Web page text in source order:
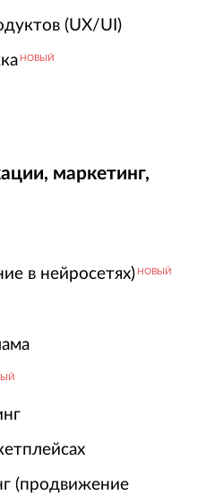
(UX/UI)
НОВЫЙ
маркетинг,
в нейросетях) НОВЫЙ
(продвижение